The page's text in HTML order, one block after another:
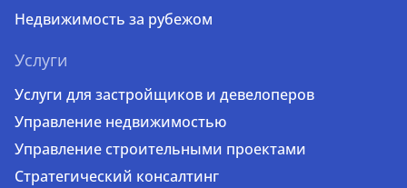
Недвижимость за рубежом
Услуги
Услуги для застройщиков и девелоперов
Управление недвижимостью
Управление строительными проектами
Стратегический консалтинг